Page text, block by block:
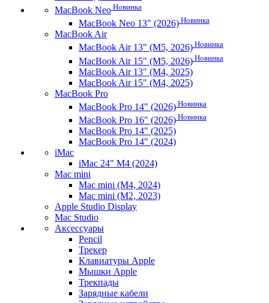
MacBook Neo Новинка
MacBook Neo 13" (2026) Новинка
MacBook Air
MacBook Air 13" (M5, 2026) Новинка
MacBook Air 15" (M5, 2026) Новинка
MacBook Air 13" (M4, 2025)
MacBook Air 15" (M4, 2025)
MacBook Pro
MacBook Pro 14" (2026) Новинка
MacBook Pro 16" (2026) Новинка
MacBook Pro 14" (2025)
MacBook Pro 14" (2024)
iMac
iMac 24" M4 (2024)
Mac mini
Mac mini (M4, 2024)
Mac mini (M2, 2023)
Apple Studio Display
Mac Studio
Аксессуары
Pencil
Трекер
Клавиатуры Apple
Мышки Apple
Трекпады
Зарядные кабели